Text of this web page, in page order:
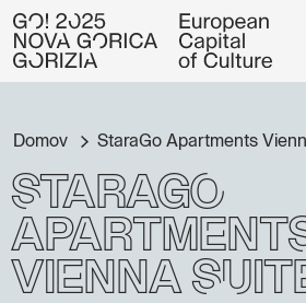
Domov StaraGo Apartments
StaraGo
Vienna